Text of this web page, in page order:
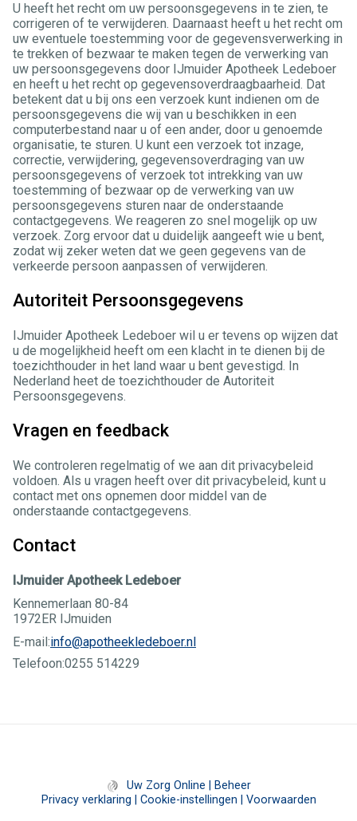
U heeft het recht om uw persoonsgegevens in te zien, te
corrigeren of te verwijderen. Daarnaast heeft u het recht om
uw eventuele toestemming voor de gegevensverwerking in
te trekken of bezwaar te maken tegen de verwerking van
uw persoonsgegevens door IJmuider Apotheek Ledeboer
en heeft u het recht op gegevensoverdraagbaarheid. Dat
betekent dat u bij ons een verzoek kunt indienen om de
persoonsgegevens die wij van u beschikken in een
computerbestand naar u of een ander, door u genoemde
organisatie, te sturen. U kunt een verzoek tot inzage,
correctie, verwijdering, gegevensoverdraging van uw
persoonsgegevens of verzoek tot intrekking van uw
toestemming of bezwaar op de verwerking van uw
persoonsgegevens sturen naar de onderstaande
contactgegevens. We reageren zo snel mogelijk op uw
verzoek. Zorg ervoor dat u duidelijk aangeeft wie u bent,
zodat wij zeker weten dat we geen gegevens van de
verkeerde persoon aanpassen of verwijderen.
Autoriteit Persoonsgegevens
IJmuider Apotheek Ledeboer wil u er tevens op wijzen dat
u de mogelijkheid heeft om een klacht in te dienen bij de
toezichthouder in het land waar u bent gevestigd. In
Nederland heet de toezichthouder de Autoriteit
Persoonsgegevens.
Vragen en feedback
We controleren regelmatig of we aan dit privacybeleid
voldoen. Als u vragen heeft over dit privacybeleid, kunt u
contact met ons opnemen door middel van de
onderstaande contactgegevens.
Contact
IJmuider Apotheek Ledeboer
Kennemerlaan 80-84
1972ER IJmuiden
E-mail:info@apotheekledeboer.nl
Telefoon:0255 514229
Uw Zorg Online
Beheer
Privacy verklaring
Cookie-instellingen Voorwaarden